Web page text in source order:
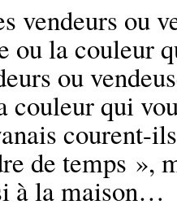
vendeurs ou
ou la couleur
ou
couleur qui
courent-
de temps »,
à la maison…